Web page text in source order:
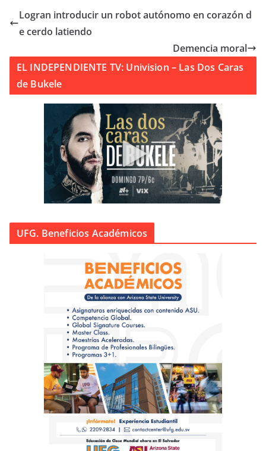
Logran introducir un robot autónomo en corazón d
e cerdo latiendo
Demencia moral
EL INDEPENDIENTE TV: Univision – Las Dos Caras
de Bukele
UFG. Beneficios Académicos